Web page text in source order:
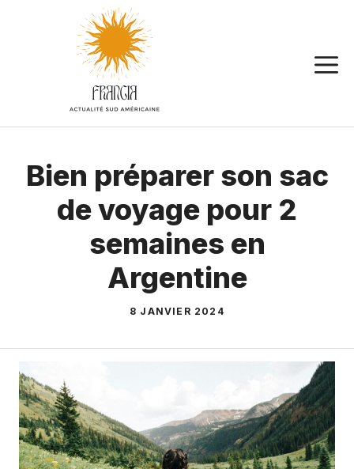
Bien préparer son sac
de voyage pour 2
semaines en
Argentine
8 JANVIER 2024